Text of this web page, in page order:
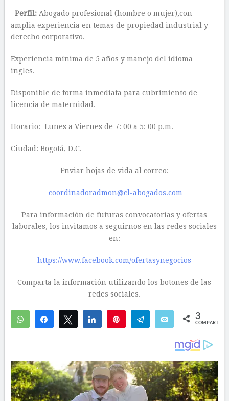
Perfil:Abogado profesional (hombre o mujer),con
amplia experiencia en temas de propiedad industrial y
derecho corporativo.
Experiencia mínima de 5 años y manejo del idioma
ingles.
Disponible de forma inmediata para cubrimiento de
licencia de maternidad.
Horario: Lunes a Viernes de 7: 00 a 5: 00 p.m.
Ciudad: Bogotá, D.C.
Enviar hojas de vida al correo:
coordinadoradmon@cl-abogados.com
Para información de futuras convocatorias y ofertas
laborales, los invitamos a seguirnos en las redes sociales
en:
https://www.facebook.com/ofertasynegocios
Comparta la información utilizando los botones de las
redes sociales.
WhatsAppCompartirTwittear Compartir Telegram Email 3
COMPARTIR